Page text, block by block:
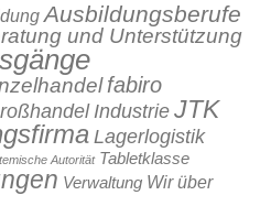
Ausbildungsberufe
und Unterstützung
fabiro
Industrie JTK
Lagerlogistik
Autorität Tabletklasse
Verwaltung Wir über